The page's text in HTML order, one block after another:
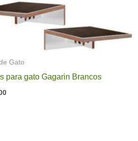
Gato
para gato Gagarin Brancos